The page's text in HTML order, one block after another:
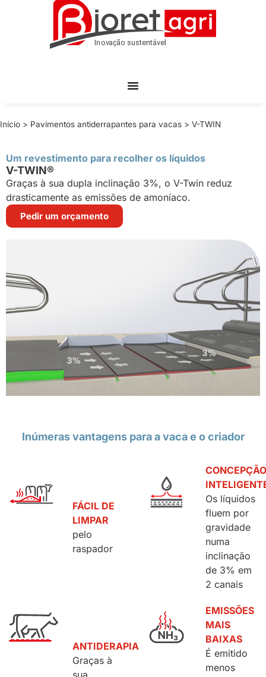
Início > Pavimentos antiderrapantes para vacas > V-TWIN
Um revestimento para recolher os líquidos
V-TWIN®
Graças à sua dupla inclinação 3%, o V-Twin reduz
drasticamente as emissões de amoníaco.
Pedir um orçamento
Inúmeras vantagens para a vaca e o criador
FÁCIL DE
LIMPAR
pelo
raspador
CONCEPÇÃO
Os líquidos
fluem por
gravidade
numa
inclinação
de 3% em
2 canais
ANTIDERAPIA
Graças à
EMISSÕES
MAIS
BAIXAS
É emitido
menos